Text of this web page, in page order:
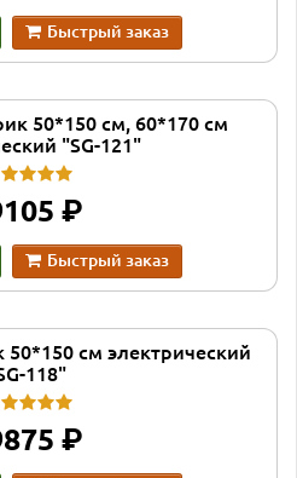
Быстрый заказ
50*150 см, 60*170 см
"SG-121"
руб.
Быстрый заказ
см электрический
118"
руб.